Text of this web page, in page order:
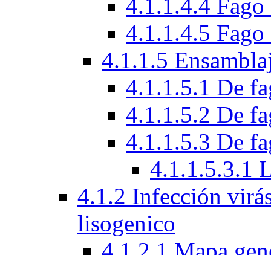
4.1.1.4.4 Fago
4.1.1.4.5
4.1.1.5
4.1.1.5.1 De
4.1.1.5.2 De
4.1.1.5.3 De
4.1.1.5.3.1
4.1.2 Infección
lisogenico